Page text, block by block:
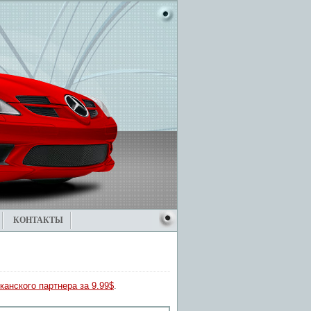
КОНТАКТЫ
партнера за 9.99$.